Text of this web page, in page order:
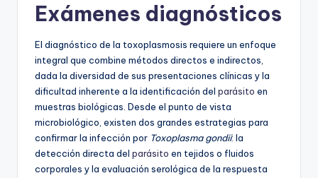
Exámenes diagnósticos
El diagnóstico de la toxoplasmosis requiere un enfoque
integral que combine métodos directos e indirectos,
dada la diversidad de sus presentaciones clínicas y la
dificultad inherente a la identificación del parásito en
muestras biológicas. Desde el punto de vista
microbiológico, existen dos grandes estrategias para
confirmar la infección por Toxoplasma gondii: la
detección directa del parásito en tejidos o fluidos
corporales y la evaluación serológica de la respuesta